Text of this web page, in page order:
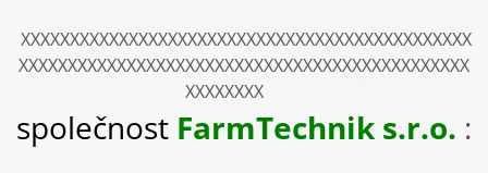
XXXXXXXXXXXXXXXXXXXXXXXXXXXXXXXXXXXXXXXXXXXXXX
XXXXXXXXXXXXXXXXXXXXXXXXXXXXXXXXXXXXXXXXXXXXXX
XXXXXXXX
společnost FarmTechnik s.r.o. :